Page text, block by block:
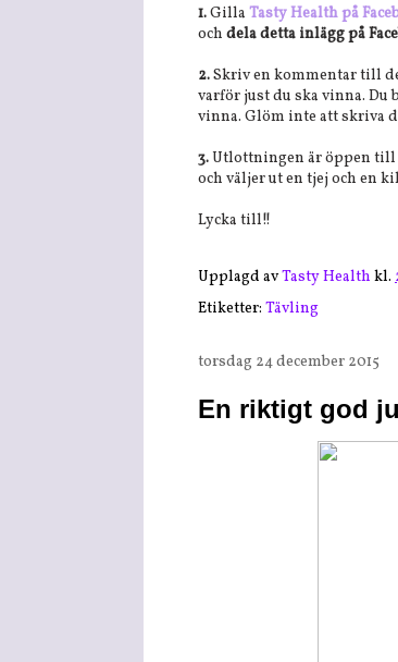
1.Gilla Tasty Health på
och dela detta inlägg på
2.Skriv en kommentar till
varför just du ska vinna.
vinna. Glöm inte att skriva
3.Utlottningen är öppen till
och väljer ut en tjej och en
Lycka till!!
Upplagd avTasty Health kl.
Etiketter: Tävling
torsdag 24 december 2015
En riktigt god